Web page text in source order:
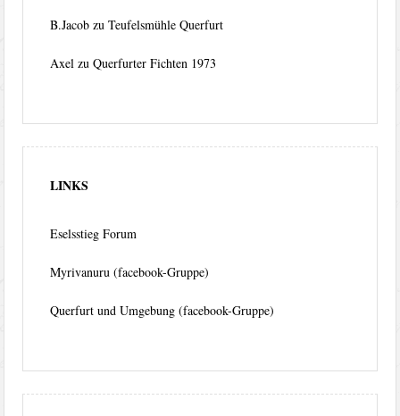
B.Jacob zuTeufelsmühle Querfurt
Axel zuQuerfurter Fichten 1973
LINKS
Eselsstieg Forum
Myrivanuru (facebook-Gruppe)
Querfurt und Umgebung (facebook-Gruppe)